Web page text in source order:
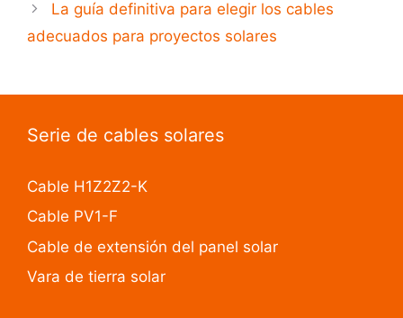
La guía definitiva para elegir los cables
adecuados para proyectos solares
Serie de cables solares
Cable H1Z2Z2-K
Cable PV1-F
Cable de extensión del panel solar
Vara de tierra solar